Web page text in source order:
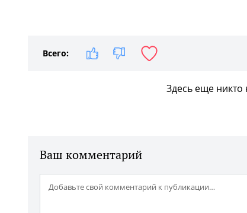
Всего:
Здесь еще
Ваш комментарий